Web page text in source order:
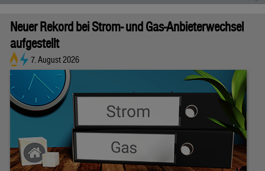
Neuer Rekord bei Strom- und Gas-Anbieterwechsel
aufgestellt
7. August 2026